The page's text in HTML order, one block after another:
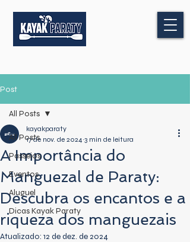
Post
All Posts
Passeios
Eventos
Aluguel
Dicas Kayak Paraty
All Posts
A Importância do
Manguezal de Paraty:
Descubra os encantos e a
riqueza dos manguezais
kayakparaty
17 de nov. de 2024 3 min de leitura
Atualizado: 12 de dez. de 2024